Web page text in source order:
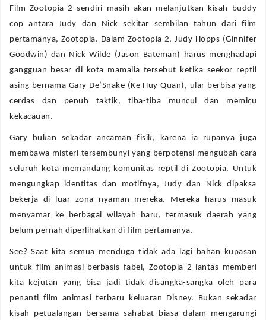
Film Zootopia 2 sendiri masih akan melanjutkan kisah buddy
cop antara Judy dan Nick sekitar sembilan tahun dari film
pertamanya, Zootopia. Dalam Zootopia 2, Judy Hopps (Ginnifer
Goodwin) dan Nick Wilde (Jason Bateman) harus menghadapi
gangguan besar di kota mamalia tersebut ketika seekor reptil
asing bernama Gary De’Snake (Ke Huy Quan), ular berbisa yang
cerdas dan penuh taktik, tiba-tiba muncul dan memicu
kekacauan.
Gary bukan sekadar ancaman fisik, karena ia rupanya juga
membawa misteri tersembunyi yang berpotensi mengubah cara
seluruh kota memandang komunitas reptil di Zootopia. Untuk
mengungkap identitas dan motifnya, Judy dan Nick dipaksa
bekerja di luar zona nyaman mereka. Mereka harus masuk
menyamar ke berbagai wilayah baru, termasuk daerah yang
belum pernah diperlihatkan di film pertamanya.
See? Saat kita semua menduga tidak ada lagi bahan kupasan
untuk film animasi berbasis fabel, Zootopia 2 lantas memberi
kita kejutan yang bisa jadi tidak disangka-sangka oleh para
penanti film animasi terbaru keluaran Disney. Bukan sekadar
kisah petualangan bersama sahabat biasa dalam mengarungi